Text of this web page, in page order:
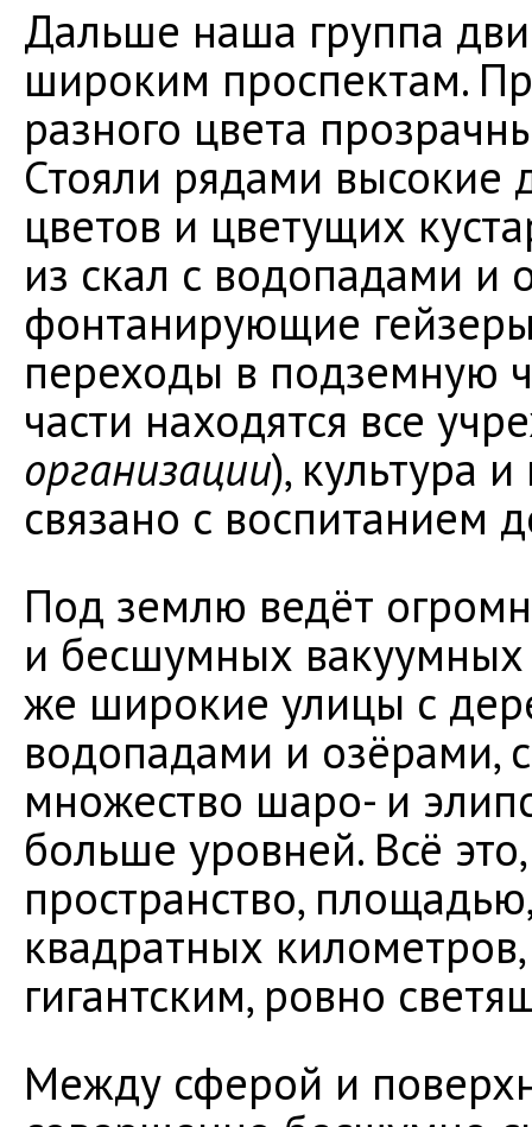
Дальше наша группа
широким проспектам.
разного цвета
Стояли рядами высокие
цветов и цветущих
из скал с водопадами и
фонтанирующие
переходы в подземную
части находятся все
организации), культура
связано с
Под землю ведёт
и бесшумных вакуумных
же широкие улицы с
водопадами и озёрами,
множество шаро- и
больше уровней. Всё
пространство,
квадратных
гигантским, ровно
Между сферой и